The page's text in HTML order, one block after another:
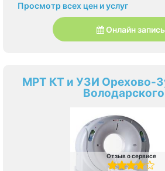
Просмотр всех цен и услуг
Онлайн запись
МРТ КТ и УЗИ Орехово-
Отзыв о сервисе